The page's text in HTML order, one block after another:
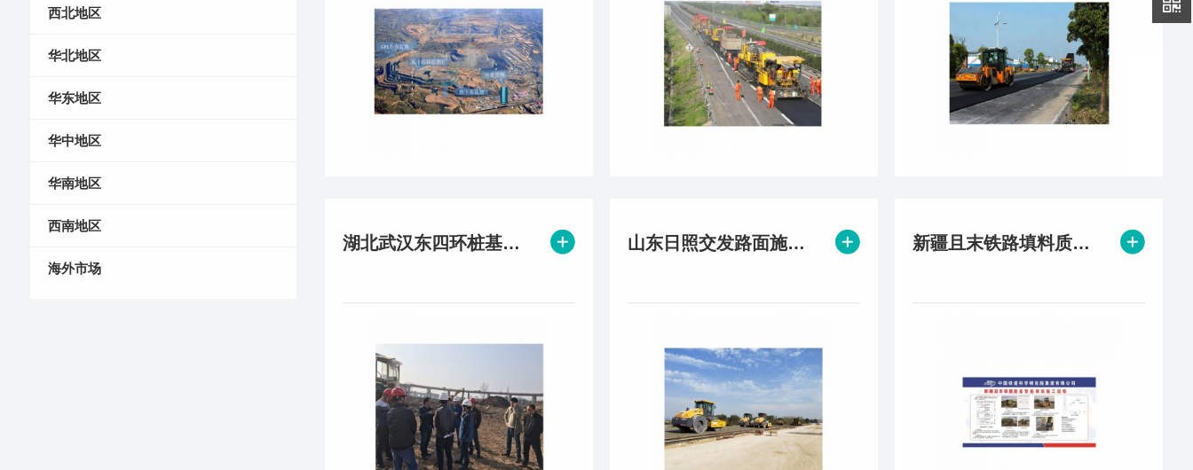
西北地区
华北地区
华东地区
华中地区
华南地区
西南地区
海外市场
湖北武汉东四环桩基打桩施工项目 山东日照交发路面施工信息化项目 新疆且末铁路填料质量管理项目